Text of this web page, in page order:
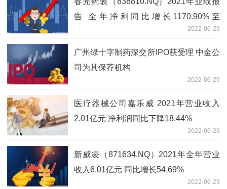
告 全年净利同比增长1170.90%至
2022-06-29
广州绿十字制药深交所IPO获受理 中金公
司为其保荐机构
2022-06-29
医疗器械公司嘉乐威 2021年营业收入
2.01亿元 净利润同比下降18.44%
2022-06-29
新威凌（871634.NQ）2021年全年营业
收入6.01亿元 同比增长54.69%
2022-06-29